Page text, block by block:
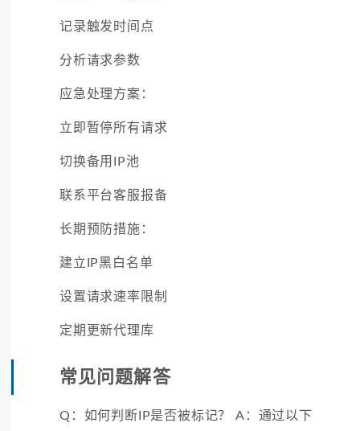
记录触发时间点
分析请求参数
应急处理方案：
立即暂停所有请求
切换备用IP池
联系平台客服报备
长期预防措施：
建立IP黑白名单
设置请求速率限制
定期更新代理库
常见问题解答
Q：如何判断IP是否被标记？ A：通过以下